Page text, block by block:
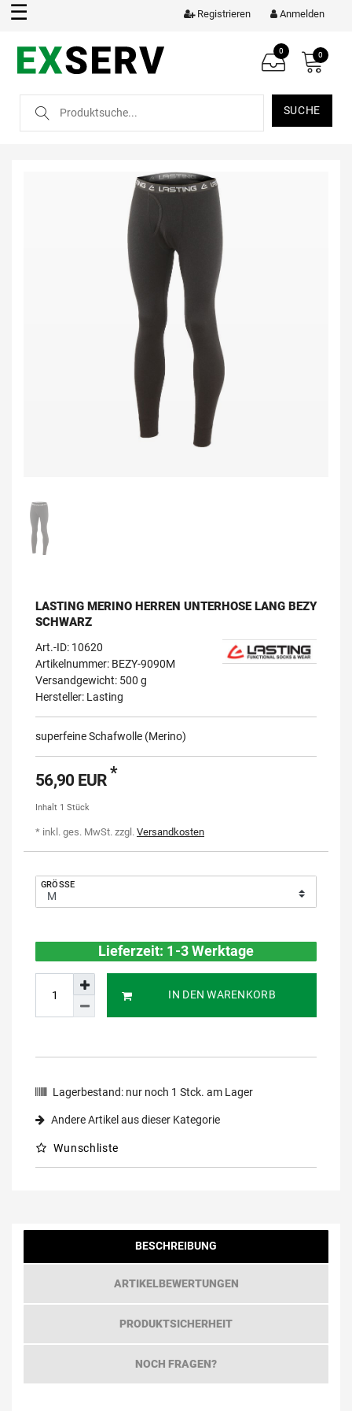
☰ Anmelden
Registrieren
SUCHE
0 0
LASTING MERINO HERREN UNTERHOSE LANG BEZY
SCHWARZ
Art.-ID: 10620
Artikelnummer: BEZY-9090M
Versandgewicht: 500 g
Hersteller: Lasting
superfeine Schafwolle (Merino)
56,90 EUR*
Inhalt 1 Stück
* inkl. ges. MwSt. zzgl. Versandkosten
GRÖSSE
Lieferzeit: 1-3 Werktage
IN DEN WARENKORB
Lagerbestand: nur noch 1 Stck. am Lager
Andere Artikel aus dieser Kategorie
Wunschliste
BESCHREIBUNG
ARTIKELBEWERTUNGEN
PRODUKTSICHERHEIT
NOCH FRAGEN?